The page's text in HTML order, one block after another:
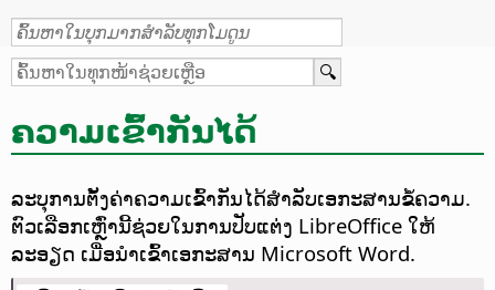
ຄວາມເຂົ້າກັນໄດ້
ລະບຸການຕັ້ງຄ່າຄວາມເຂົ້າກັນໄດ້ສຳລັບເອກະສານຂໍ້ຄວາມ.
ຕົວເລືອກເຫຼົ່ານີ້ຊ່ວຍໃນການປັບແຕ່ງ LibreOffice ໃຫ້
ລະອຽດ ເມື່ອນຳເຂົ້າເອກະສານ Microsoft Word.